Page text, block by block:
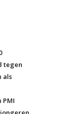
tegen
als
PMI